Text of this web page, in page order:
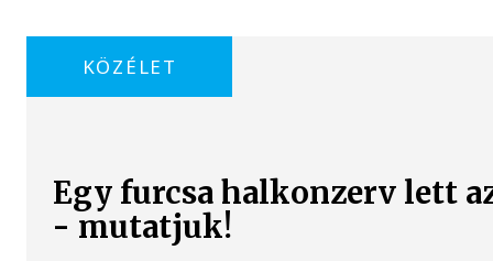
KÖZÉLET
Egy furcsa halkonzerv lett
- mutatjuk!